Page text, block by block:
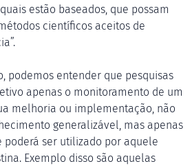
estão baseados, que possam
científicos aceitos de
podemos entender que pesquisas
apenas o monitoramento de um
melhoria ou implementação, não
generalizável, mas apenas
poderá ser utilizado por aquele
Exemplo disso são aquelas